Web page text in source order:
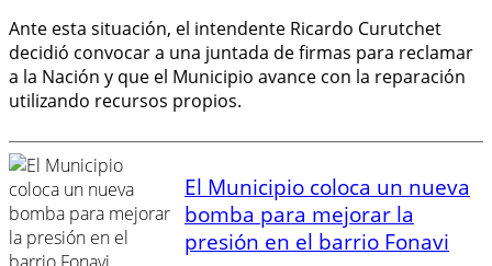
Ante esta situación, el intendente Ricardo Curutchet
decidió convocar a una juntada de firmas para reclamar
a la Nación y que el Municipio avance con la reparación
utilizando recursos propios.
El Municipio coloca un nueva
bomba para mejorar la
presión en el barrio Fonavi